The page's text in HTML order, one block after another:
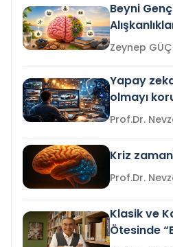
Beyni
Zeynep
Yapay
olmayı
Kriz
Klasik ve
Ötesinde